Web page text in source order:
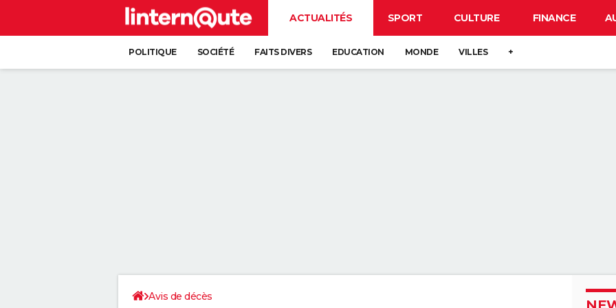
ACTUALITÉS SPORT CULTURE FINANCE
POLITIQUE SOCIÉTÉ FAITS DIVERS EDUCATION MONDE VILLES +
Avis de décès